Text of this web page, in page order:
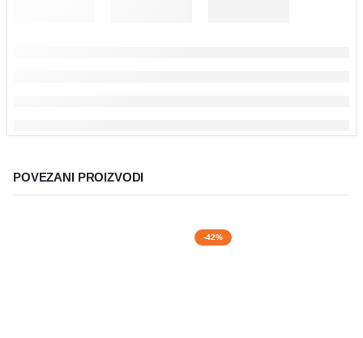
POVEZANI PROIZVODI
-42%